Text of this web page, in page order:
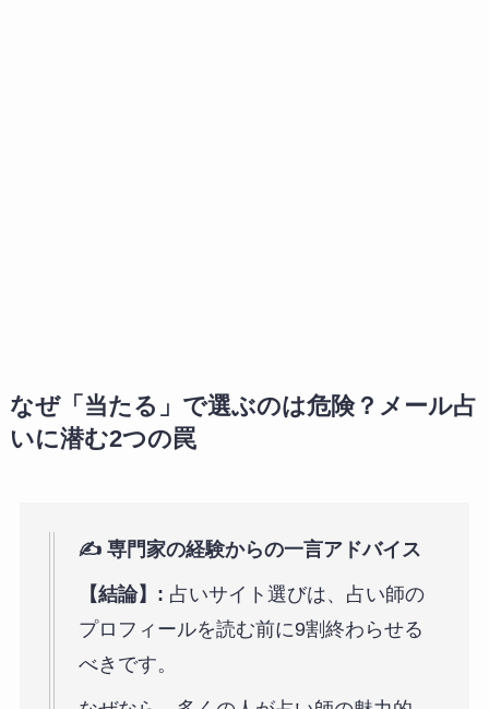
なぜ「当たる」で選ぶのは危険？メール占
いに潜む2つの罠
✍️ 専門家の経験からの一言アドバイス
【結論】: 占いサイト選びは、占い師の
プロフィールを読む前に9割終わらせる
べきです。